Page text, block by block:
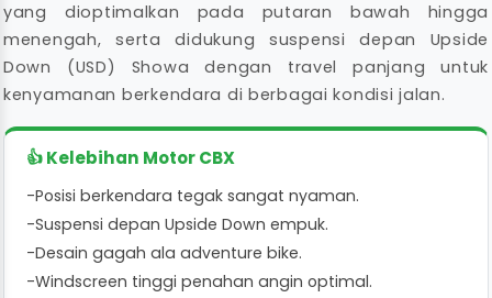
yang dioptimalkan pada putaran bawah hingga
menengah, serta didukung suspensi depan Upside
Down (USD) Showa dengan travel panjang untuk
kenyamanan berkendara di berbagai kondisi jalan.
👍 Kelebihan Motor CBX
-Posisi berkendara tegak sangat nyaman.
-Suspensi depan Upside Down empuk.
-Desain gagah ala adventure bike.
-Windscreen tinggi penahan angin optimal.